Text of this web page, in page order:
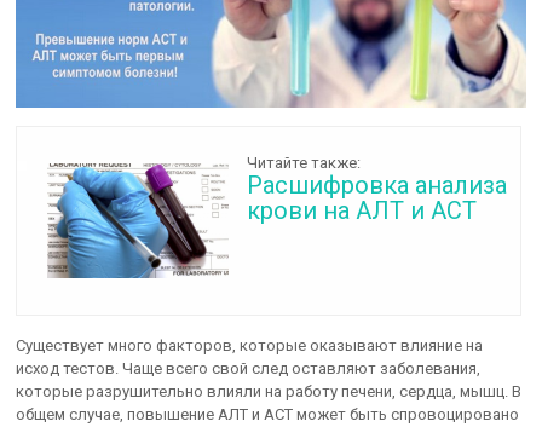
Читайте также:
Расшифровка анализа
крови на АЛТ и АСТ
Существует много факторов, которые оказывают влияние на
исход тестов. Чаще всего свой след оставляют заболевания,
которые разрушительно влияли на работу печени, сердца, мышц. В
общем случае, повышение АЛТ и АСТ может быть спровоцировано